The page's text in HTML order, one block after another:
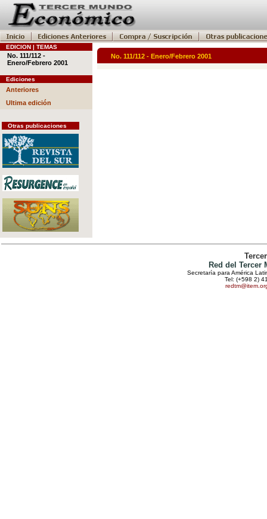
EDICION | TEMAS
No. 111/112 -
Enero/Febrero 2001
Ediciones
Anteriores
Ultima edición
Otras publicaciones
No. 111/112 - Enero/Febrero 2001
Red del
Secretaría para América
Tel: (+598 2)